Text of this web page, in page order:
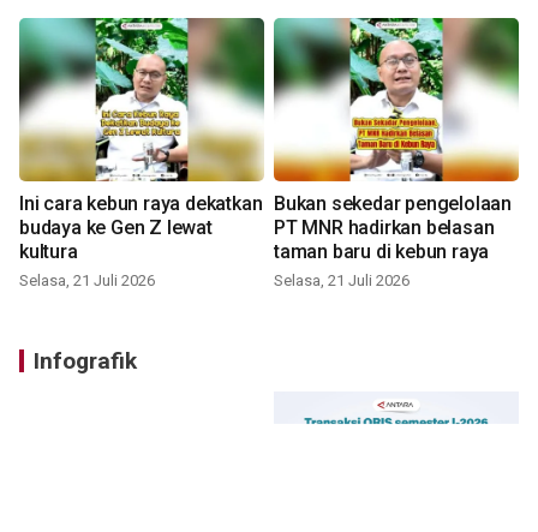
Ini cara kebun raya dekatkan
budaya ke Gen Z lewat
kultura
Selasa, 21 Juli 2026
Bukan sekedar pengelolaan
PT MNR hadirkan belasan
taman baru di kebun raya
Selasa, 21 Juli 2026
Infografik